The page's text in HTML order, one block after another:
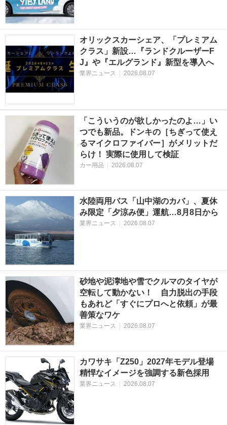
オリックスカーシェア、「プレミアム
クラス」新設…『ランドクルーザーF
J』や『エルグランド』新型を導入へ
業界ニュース | 2026.08.07
「こういうのが欲しかったのよ…」い
つでも新品。ドンキの［ちぎって使え
るマイクロファイバー］がメリットだ
らけ！ 実際に使用して検証
カー用品 | 2026.08.07
水陸両用バス「山中湖のカバ」、夏休
み限定「夕涼み便」運航…8月8日から
業界ニュース | 2026.08.07
砂地や泥濘地や雪でクルマのタイヤが
空転して動かない！ 自力脱出の手段
もあれど「すぐにプロへと依頼」が最
善策なワケ
業界ニュース | 2026.08.07
カワサキ「Z250」2027年モデル登場
精悍なイメージを強調する新色採用
業界ニュース | 2026.08.07